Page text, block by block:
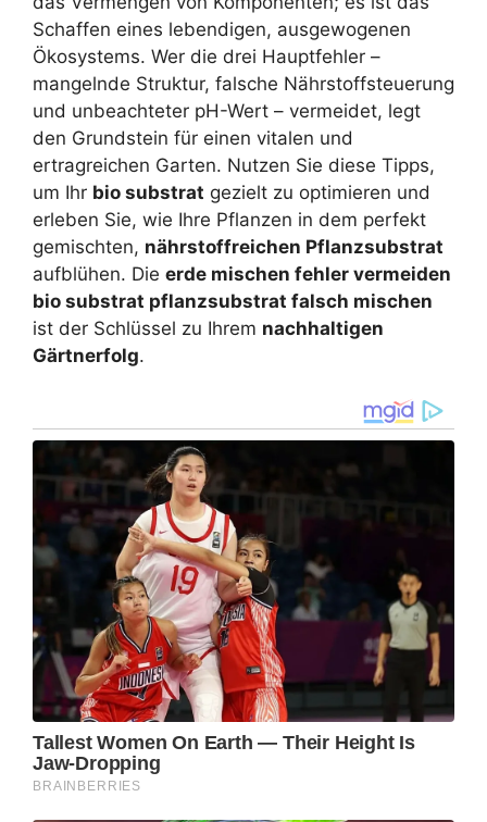
Schaffen eines lebendigen, ausgewogenen
Ökosystems. Wer die drei Hauptfehler –
mangelnde Struktur, falsche Nährstoffsteuerung
und unbeachteter pH-Wert – vermeidet, legt
den Grundstein für einen vitalen und
ertragreichen Garten. Nutzen Sie diese Tipps,
um Ihr bio substrat gezielt zu optimieren und
erleben Sie, wie Ihre Pflanzen in dem perfekt
gemischten, nährstoffreichen Pflanzsubstrat
aufblühen. Die erde mischen fehler vermeiden
bio substrat pflanzsubstrat falsch mischen
ist der Schlüssel zu Ihrem nachhaltigen
Gärtnerfolg.